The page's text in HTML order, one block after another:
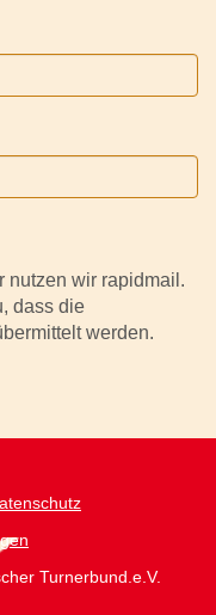
nutzen wir rapidmail.
dass die
werden.
Turnerbund.e.V.